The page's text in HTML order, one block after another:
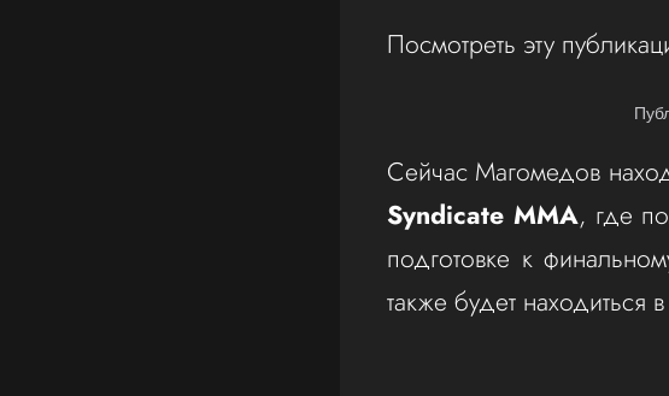
Посмотреть эту
Сейчас Магомедов
Syndicate MMA, где
подготовке к
также будет